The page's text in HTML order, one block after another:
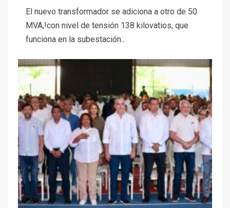
El nuevo transformador se adiciona a otro de 50
MVA,!con nivel de tensión 138 kilovatios, que
funciona en la subestación...